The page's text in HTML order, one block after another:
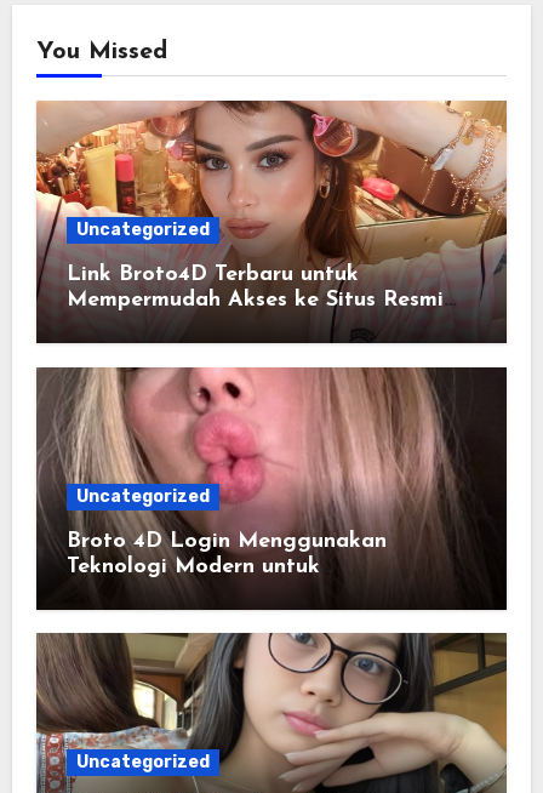
You Missed
Uncategorized
Link Broto4D Terbaru untuk
Mempermudah Akses ke Situs Resmi
Tanpa Kendala
Uncategorized
Broto 4D Login Menggunakan
Teknologi Modern untuk
Mempermudah Proses Akses Akun
Uncategorized